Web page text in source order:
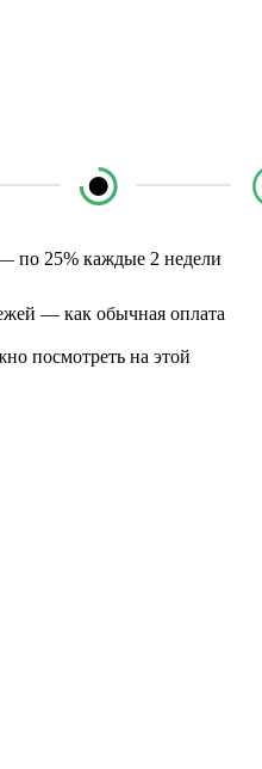
по 25% каждые 2 недели
— как обычная оплата
посмотреть на этой